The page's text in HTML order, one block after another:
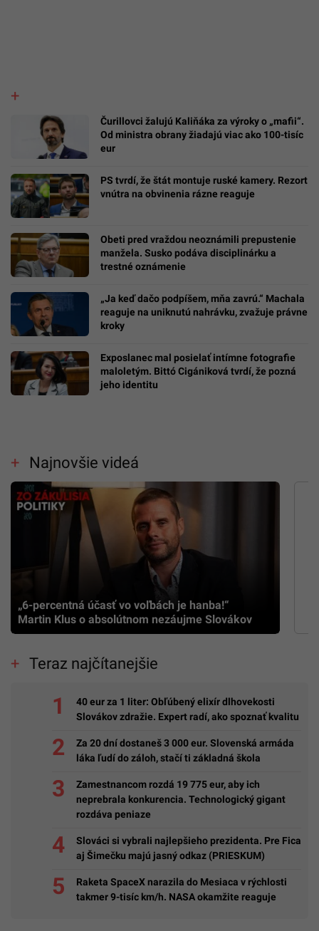
Čurillovci žalujú Kaliňáka za výroky o „mafii“.
Od ministra obrany žiadajú viac ako 100-tisíc
eur
PS tvrdí, že štát montuje ruské kamery. Rezort
vnútra na obvinenia rázne reaguje
Obeti pred vraždou neoznámili prepustenie
manžela. Susko podáva disciplinárku a
trestné oznámenie
„Ja keď dačo podpíšem, mňa zavrú.“ Machala
reaguje na uniknutú nahrávku, zvažuje právne
kroky
Exposlanec mal posielať intímne fotografie
maloletým. Bittó Cigániková tvrdí, že pozná
jeho identitu
Najnovšie videá
„6-percentná účasť vo voľbách je hanba!“
Martin Klus o absolútnom nezáujme Slovákov
Teraz najčítanejšie
40 eur za 1 liter: Obľúbený elixír dlhovekosti
Slovákov zdražie. Expert radí, ako spoznať kvalitu
Za 20 dní dostaneš 3 000 eur. Slovenská armáda
láka ľudí do záloh, stačí ti základná škola
Zamestnancom rozdá 19 775 eur, aby ich
neprebrala konkurencia. Technologický gigant
rozdáva peniaze
Slováci si vybrali najlepšieho prezidenta. Pre Fica
aj Šimečku majú jasný odkaz (PRIESKUM)
Raketa SpaceX narazila do Mesiaca v rýchlosti
takmer 9-tisíc km/h. NASA okamžite reaguje